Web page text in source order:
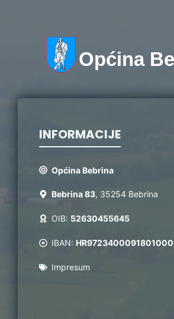
Općina
INFORMACIJE
Općina Bebrina
Bebrina 83, 35254 Bebrina
OIB: 52630455645
IBAN:
Impresum